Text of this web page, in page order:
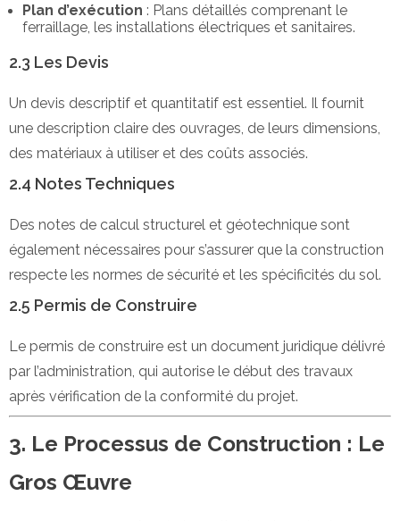
Plan d’exécution : Plans détaillés comprenant le
ferraillage, les installations électriques et sanitaires.
2.3 Les Devis
Un devis descriptif et quantitatif est essentiel. Il fournit
une description claire des ouvrages, de leurs dimensions,
des matériaux à utiliser et des coûts associés.
2.4 Notes Techniques
Des notes de calcul structurel et géotechnique sont
également nécessaires pour s’assurer que la construction
respecte les normes de sécurité et les spécificités du sol.
2.5 Permis de Construire
Le permis de construire est un document juridique délivré
par l’administration, qui autorise le début des travaux
après vérification de la conformité du projet.
3. Le Processus de Construction : Le
Gros Œuvre